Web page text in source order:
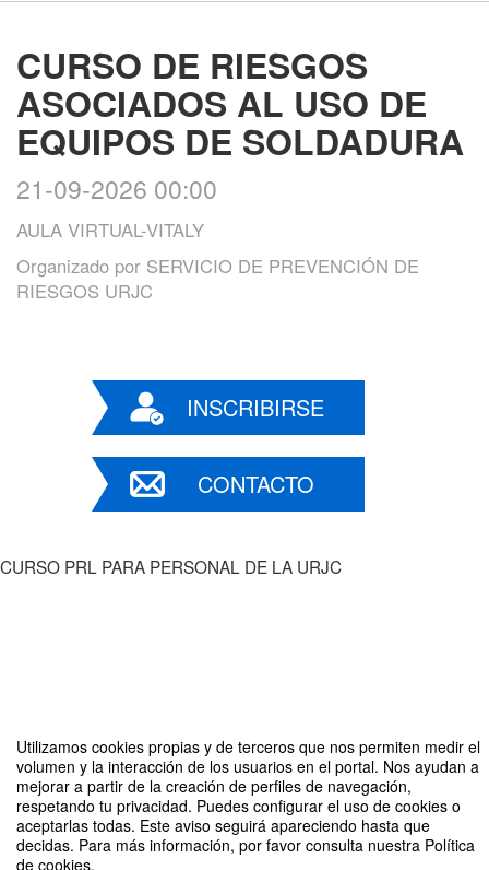
Utilizamos cookies propias y de terceros que nos permiten medir el
volumen y la interacción de los usuarios en el portal. Nos ayudan a
mejorar a partir de la creación de perfiles de navegación,
respetando tu privacidad. Puedes configurar el uso de cookies o
aceptarlas todas. Este aviso seguirá apareciendo hasta que
decidas. Para más información, por favor consulta nuestra Política
de cookies.
CURSO DE RIESGOS
ASOCIADOS AL USO DE
EQUIPOS DE SOLDADURA
21-09-2026 00:00
AULA VIRTUAL-VITALY
Organizado por SERVICIO DE PREVENCIÓN DE
RIESGOS URJC
INSCRIBIRSE
CONTACTO
CURSO PRL PARA PERSONAL DE LA URJC
CURSO DE RIESGOS ASOCIADOS AL USO DE EQUIPOS DE